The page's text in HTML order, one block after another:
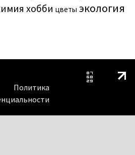
хобби цветы экология
Политика